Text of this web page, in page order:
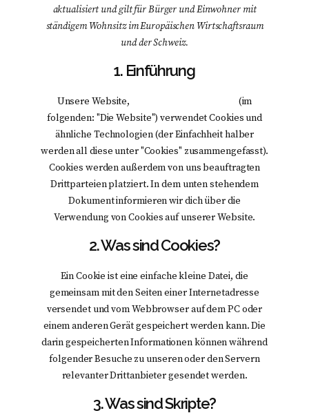
aktualisiert und gilt für Bürger und Einwohner mit
ständigem Wohnsitz im Europäischen Wirtschaftsraum
und der Schweiz.
1. Einführung
Unsere Website,
(im
folgenden: "Die Website") verwendet Cookies und
ähnliche Technologien (der Einfachheit halber
werden all diese unter "Cookies" zusammengefasst).
Cookies werden außerdem von uns beauftragten
Drittparteien platziert. In dem unten stehendem
Dokument informieren wir dich über die
Verwendung von Cookies auf unserer Website.
2. Was sind Cookies?
Ein Cookie ist eine einfache kleine Datei, die
gemeinsam mit den Seiten einer Internetadresse
versendet und vom Webbrowser auf dem PC oder
einem anderen Gerät gespeichert werden kann. Die
darin gespeicherten Informationen können während
folgender Besuche zu unseren oder den Servern
relevanter Drittanbieter gesendet werden.
3. Was sind Skripte?